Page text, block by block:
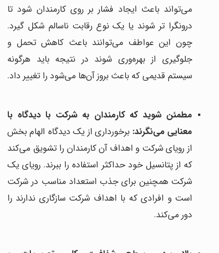
می‌تواند باعث ایجاد فشار بر روی کارمندان شود تا
درونگرا تر شوند یا یک نوع رقابت ناسالم شکل گیرد.
چون این عواطف می‌توانند باعث کاهش تحمل و
جلوگیری از بهره‌وری شوند در نتیجه باید هرگونه
سیستم قدیمی که باعث بروز آن‌ها می‌شود را تغییر داد.
مطمئن شوید که کارمندان به شرکت با دیدگاه با
معنایی می‌نگرند: برخورداری از یک دیدگاه الهام بخش
از رویای شرکت و اهداف آن کارمندان را تشویق می‌کند
که از پتانسیل خود حداکثر استفاده را ببرند. رویای یک
شرکت همچنین برای جذب استعداد مناسب در شرکت
است و افرادی که با اهداف شرکت سازگاری ندارند را
دور می‌کند.